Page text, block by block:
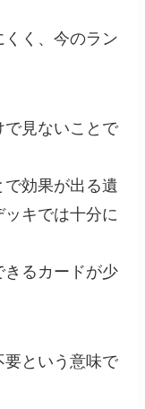
くく、今のラン
で見ないことで
効果が出る遺
キでは十分に
るカードが少
要という意味で